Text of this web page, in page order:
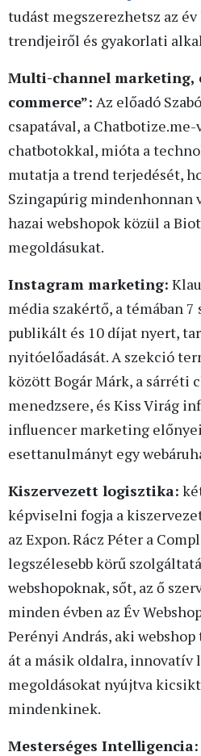
tudást megszerezhetsz az
trendjeiről és gyakorlati
Multi-channel marketing,
commerce”: Az előadó
csapatával, a
chatbotokkal, mióta a
mutatja a trend terjedését,
Szingapúrig mindenhonnan
hazai webshopok közül a
megoldásukat.
Instagram marketing:
média szakértő, a témában
publikált és 10 díjat nyert,
nyitóelőadását. A szekció
között Bogár Márk, a sárréti
menedzsere, és Kiss Virág
influencer marketing
esettanulmányt egy
Kiszervezett logisztika:
képviselni fogja a
az Expon. Rácz Péter a
legszélesebb körű
webshopoknak, sőt, az ő
minden évben az Év
Perényi András, aki
át a másik oldalra, innovatív
megoldásokat nyújtva
mindenkinek.
Mesterséges Intelligencia: